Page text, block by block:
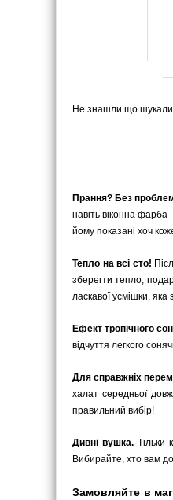
Не знашли що
Прання? Без
навіть віконна
йому показані хоч
Тепло на всі сто!
зберегти тепло,
ласкавої усмішки,
Ефект тропічного
відчуття легкого
Для справжніх
халат середньої
правильний вибір!
Дивні вушка.Тільки
Вибирайте, хто вам до
Замовляйте в